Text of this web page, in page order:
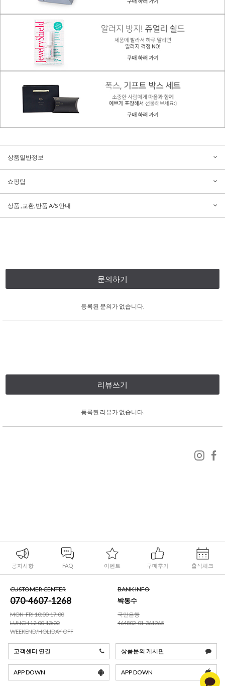
상품일반정보
쇼핑팁
상품 ,교환,반품 A/S 안내
문의하기
등록된 문의가 없습니다.
리뷰쓰기
등록된 리뷰가 없습니다.
공지사항 FAQ 이벤트 구매후기 출석체크
CUSTOMER CENTER
070-4607-1268
MON-FRI 10:00-17:00
LUNCH 12:00-13:00
WEEKEND/HOLIDAY OFF
BANK INFO
박동수
국민은행
464802-01-361265
고객센터 연결 상품문의 게시판
APP DOWN APP DOWN